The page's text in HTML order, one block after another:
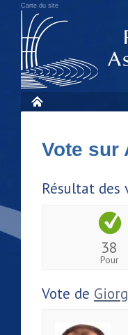
Carte du site
Vote sur
Résultat des
38
Pour
Vote de